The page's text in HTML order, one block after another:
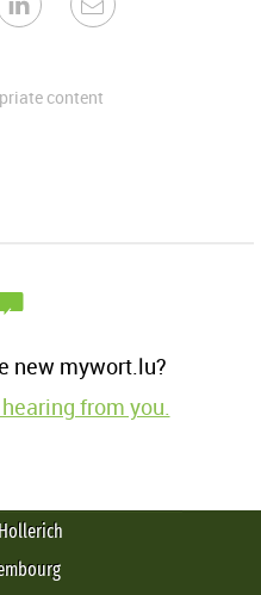
content
new mywort.lu?
from you.